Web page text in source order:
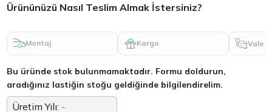
Ürününüzü Nasıl Teslim Almak İstersiniz?
Montaj Kargo Vale
Bu üründe stok bulunmamaktadır. Formu doldurun,
aradığınız lastiğin stoğu geldiğinde bilgilendirelim.
Üretim Yılı: -